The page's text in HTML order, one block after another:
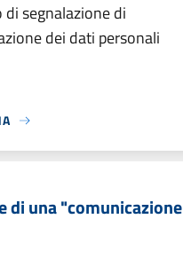
segnalazione di
dei dati personali
di una "comunicazione